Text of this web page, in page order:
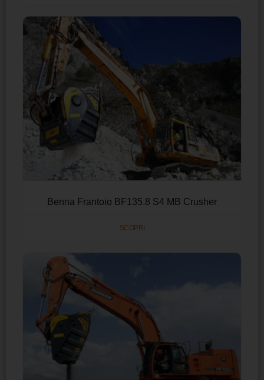
Benna Frantoio BF135.8 S4 MB Crusher
SCOPRI